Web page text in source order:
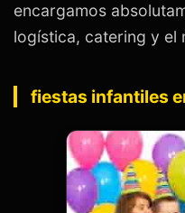
encargamos
logística, catering y el
fiestas infantiles